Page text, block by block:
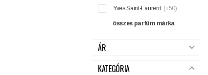
Yves Saint-Laurent (+50)
összes parfüm márka
ÁR
KATEGÓRIA